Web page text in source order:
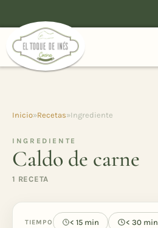
Inicio»Recetas»Ingrediente
INGREDIENTE
Caldo de carne
1 RECETA
TIEMPO < 15 min < 30 min